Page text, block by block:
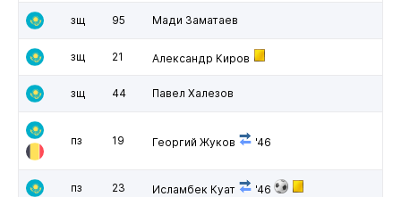
зщ 95 Мади Заматаев
зщ 21 Александр Киров
зщ 44 Павел Халезов
пз 19 Георгий Жуков '46
пз 23 Исламбек Куат '46